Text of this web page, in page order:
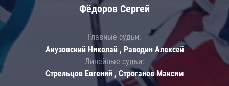
Фёдоров Сергей
Главные судьи:
Акузовский Николай , Раводин Алексей
Линейные судьи:
Стрельцов Евгений , Строганов Максим